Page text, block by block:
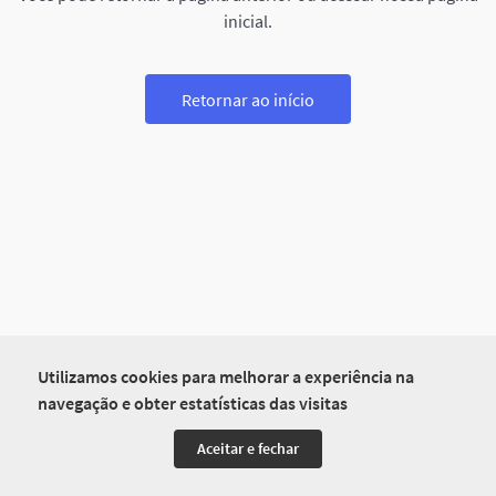
Utilizamos cookies para melhorar a experiência na
navegação e obter estatísticas das visitas
Aceitar e fechar
inicial.
Retornar ao início